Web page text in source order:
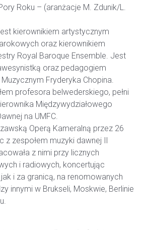
Roku – (aranżacje M. Zdunik/L.
kierownikiem artystycznym
oraz kierownikiem
Royal Baroque Ensemble. Jest
oraz pedagogiem
Fryderyka Chopina.
profesora belwederskiego, pełni
Międzywydziałowego
na UMFC.
Operą Kameralną przez 26
z zespołem muzyki dawnej Il
z nimi przy licznych
i radiowych, koncertując
i za granicą, na renomowanych
innymi w Brukseli, Moskwie, Berlinie